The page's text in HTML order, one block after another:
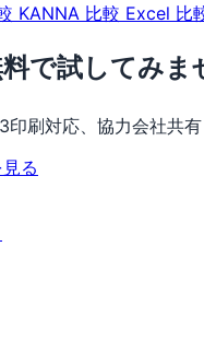
KANNA 比較 Excel 比
で試してみま
刷対応、協力会社共有
る